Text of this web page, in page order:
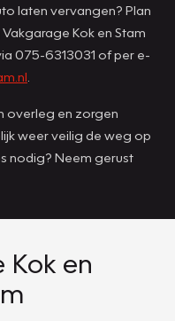
laten vervangen? Plan
Kok en Stam
075-6313031 of per e-
overleg en zorgen
weer veilig de weg op
nodig? Neem gerust
en